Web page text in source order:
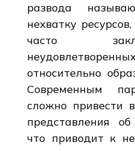
развода
нехватку
часто
относительно
Современным
сложно привести
представления
что приводит к